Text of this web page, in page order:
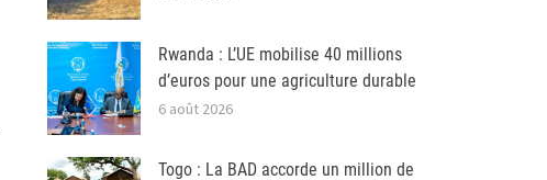
Rwanda : L’UE mobilise 40 millions
d’euros pour une agriculture durable
6 août 2026
Togo : La BAD accorde un million de